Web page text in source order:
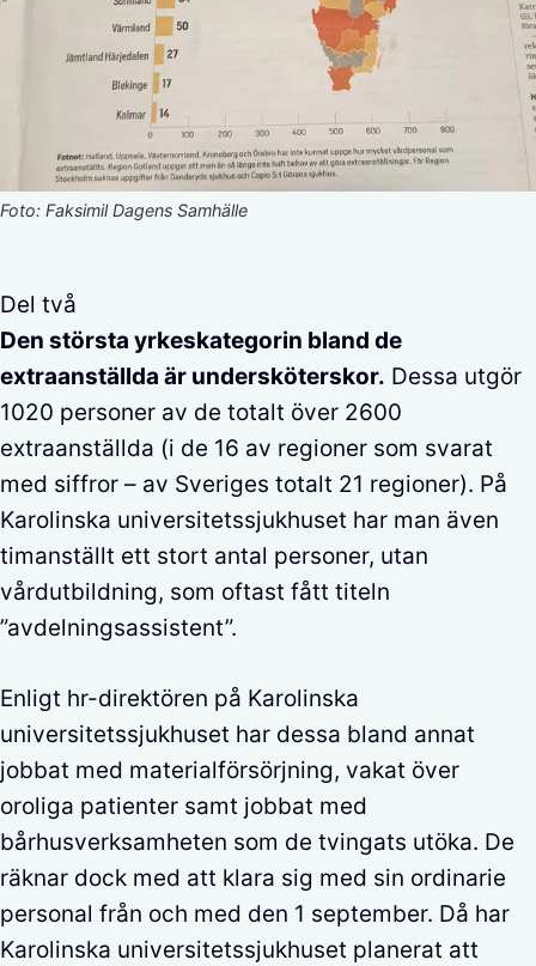
Foto: Faksimil Dagens Samhälle
Del två
Den största yrkeskategorin bland de
extraanställda är undersköterskor. Dessa utgör
1020 personer av de totalt över 2600
extraanställda (i de 16 av regioner som svarat
med siffror – av Sveriges totalt 21 regioner). På
Karolinska universitetssjukhuset har man även
timanställt ett stort antal personer, utan
vårdutbildning, som oftast fått titeln
”avdelningsassistent”.
Enligt hr-direktören på Karolinska
universitetssjukhuset har dessa bland annat
jobbat med materialförsörjning, vakat över
oroliga patienter samt jobbat med
bårhusverksamheten som de tvingats utöka. De
räknar dock med att klara sig med sin ordinarie
personal från och med den 1 september. Då har
Karolinska universitetssjukhuset planerat att